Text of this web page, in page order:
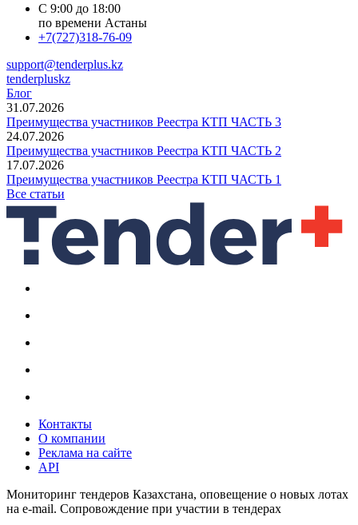
С 9:00 до 18:00
по времени Астаны
+7(727)318-76-09
support@tenderplus.kz
tenderpluskz
Блог
31.07.2026
Преимущества участников Реестра КТП ЧАСТЬ 3
24.07.2026
Преимущества участников Реестра КТП ЧАСТЬ 2
17.07.2026
Преимущества участников Реестра КТП ЧАСТЬ 1
Все статьи
Контакты
О компании
Реклама на сайте
API
Мониторинг тендеров Казахстана, оповещение о новых лотах
на e-mail. Сопровождение при участии в тендерах